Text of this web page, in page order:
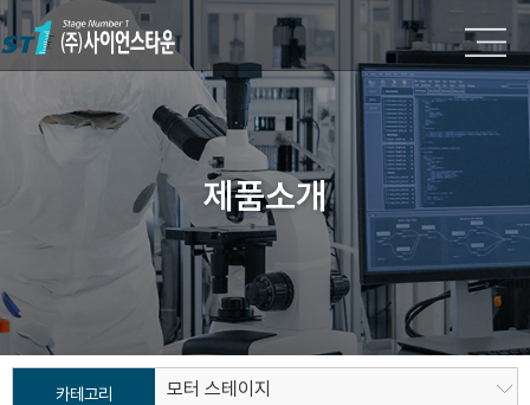
제품소개
카테고리 모터 스테이지